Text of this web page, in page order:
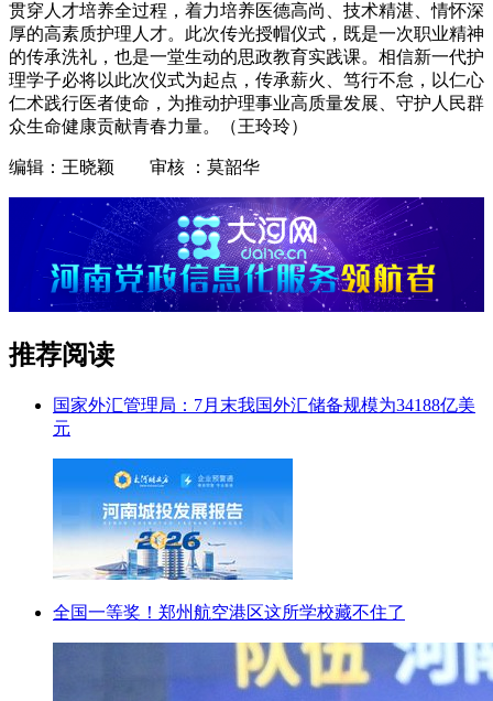
贯穿人才培养全过程，着力培养医德高尚、技术精湛、情怀深
厚的高素质护理人才。此次传光授帽仪式，既是一次职业精神
的传承洗礼，也是一堂生动的思政教育实践课。相信新一代护
理学子必将以此次仪式为起点，传承薪火、笃行不怠，以仁心
仁术践行医者使命，为推动护理事业高质量发展、守护人民群
众生命健康贡献青春力量。（王玲玲）
编辑：王晓颖 审核 ：莫韶华
推荐阅读
国家外汇管理局：7月末我国外汇储备规模为34188亿美
元
全国一等奖！郑州航空港区这所学校藏不住了